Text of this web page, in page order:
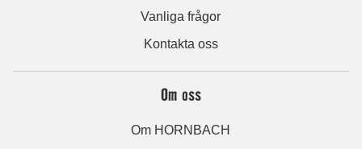
Vanliga frågor
Kontakta oss
Om oss
Om HORNBACH